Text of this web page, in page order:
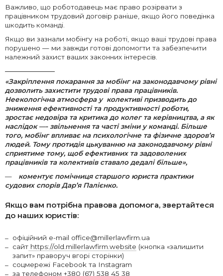
Важливо, що роботодавець має право розірвати з
працівником трудовий договір раніше, якщо його поведінка
шкодить команді.
Якщо ви зазнали мобінгу на роботі, якщо ваші трудові права
порушено — ми завжди готові допомогти та забезпечити
належний захист ваших законних інтересів.
«Закріплення покарання за мобінг на законодавчому рівні
дозволить захистити трудові права працівників.
Неекологічна атмосфера у колективі призводить до
зниження ефективності та продуктивності роботи,
зростає недовіра та критика до колег та керівництва, а як
наслідок —- звільнення та часті зміни у команді. Більше
того, мобінг впливає на психологічне та фізичне здоров’я
людей. Тому протидія цькуванню на законодавчому рівні
сприятиме тому, щоб ефективних та задоволених
працівників та колективів ставало дедалі більше»,
коментує помічниця старшого юриста практики
судових спорів Дар’я Палієнко.
Якщо вам потрібна правова допомога, звертайтеся
до наших юристів:
офіційний e-mail office@millerlawfirm.ua
сайт https://old.millerlawfirm.website (кнопка «залишити
запит» праворуч вгорі сторінки)
соцмережі Facebook та Instagram
за телефоном +380 (67) 538 45 38